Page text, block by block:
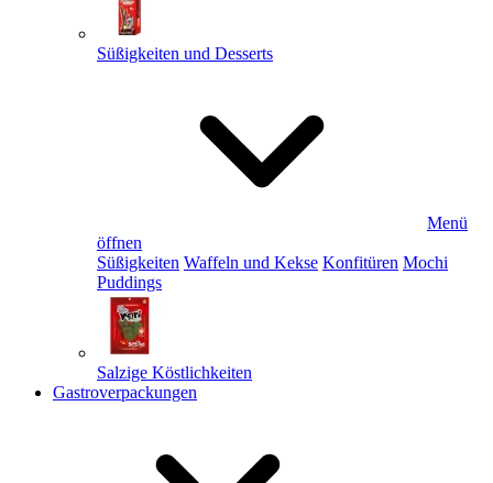
Süßigkeiten und Desserts
Menü
öffnen
Süßigkeiten Waffeln und Kekse Konfitüren Mochi
Puddings
Salzige Köstlichkeiten
Gastroverpackungen